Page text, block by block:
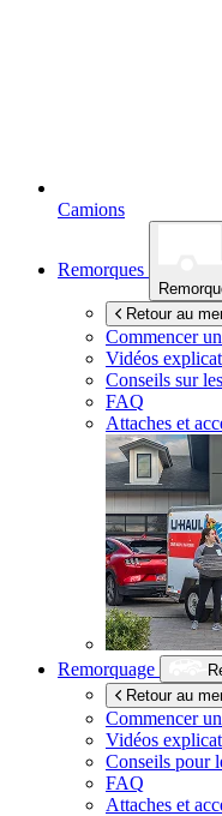
Camions
Remorques
Retour au
Commencer
Vidéos
Conseils sur
FAQ
Attaches et
Remorquage
Retour au
Commencer
Vidéos
Conseils pour
FAQ
Attaches et